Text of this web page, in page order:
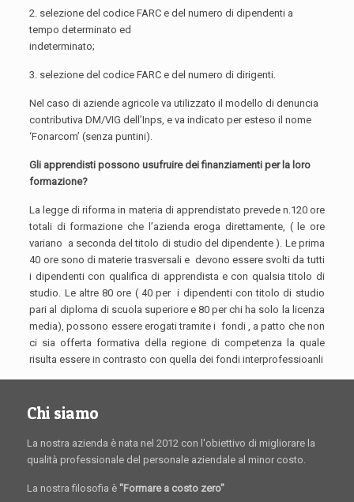
2. selezione del codice FARC e del numero di dipendenti a
tempo determinato ed
indeterminato;
3. selezione del codice FARC e del numero di dirigenti.
Nel caso di aziende agricole va utilizzato il modello di denuncia
contributiva DM/VIG dell’Inps, e va indicato per esteso il nome
‘Fonarcom’ (senza puntini).
Gli apprendisti possono usufruire dei finanziamenti per la loro
formazione?
La legge di riforma in materia di apprendistato prevede n.120 ore
totali di formazione che l’azienda eroga direttamente, ( le ore
variano a seconda del titolo di studio del dipendente ). Le prima
40 ore sono di materie trasversali e devono essere svolti da tutti
i dipendenti con qualifica di apprendista e con qualsia titolo di
studio. Le altre 80 ore ( 40 per i dipendenti con titolo di studio
pari al diploma di scuola superiore e 80 per chi ha solo la licenza
media), possono essere erogati tramite i fondi , a patto che non
ci sia offerta formativa della regione di competenza la quale
risulta essere in contrasto con quella dei fondi interprofessioanli
Chi siamo
La nostra azienda è nata nel 2012 con l'obiettivo di migliorare la
qualità professionale del personale aziendale al minor costo.
La nostra filosofia è "Formare a costo zero"